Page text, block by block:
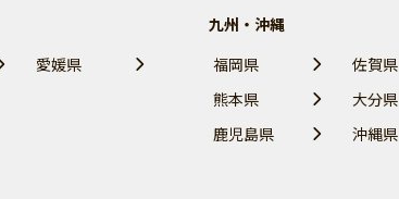
愛媛県
九州・沖縄
福岡県
佐賀県
熊本県
大分県
鹿児島県
沖縄県